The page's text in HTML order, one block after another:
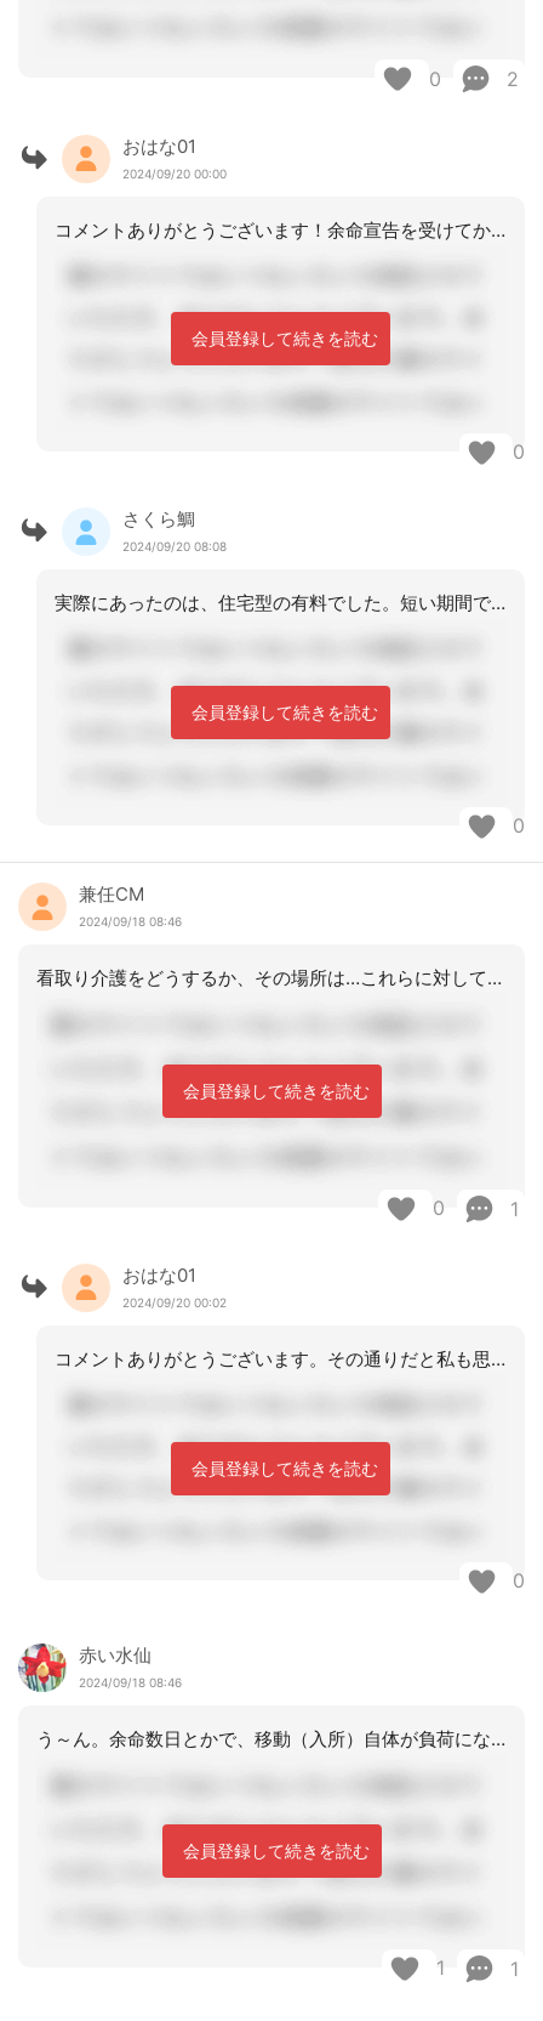
0 2
おはな01
2024/09/20 00:00
コメントありがとうございます！余命宣告を受けてからの入所もあるんですね。皆さん、
会員登録して続きを読む
0
さくら鯛
2024/09/20 08:08
実際にあったのは、住宅型の有料でした。短い期間でしたが、本人、家族さんのニーズに
会員登録して続きを読む
0
兼任CM
2024/09/18 08:46
看取り介護をどうするか、その場所は…これらに対してケアマネジャーは口をはさむべき
会員登録して続きを読む
0 1
おはな01
2024/09/20 00:02
コメントありがとうございます。その通りだと私も思います。ご本人とご家族の意向に添
会員登録して続きを読む
0
赤い水仙
2024/09/18 08:46
う～ん。余命数日とかで、移動（入所）自体が負荷になり命に係わる状態と判断されれば
会員登録して続きを読む
1 1